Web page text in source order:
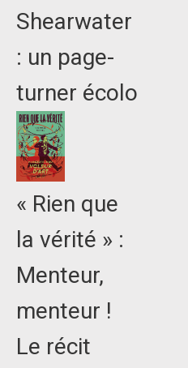
Shearwater
: un page-
turner écolo
« Rien que
la vérité » :
Menteur,
menteur !
Le récit